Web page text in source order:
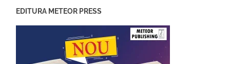
EDITURA METEOR PRESS